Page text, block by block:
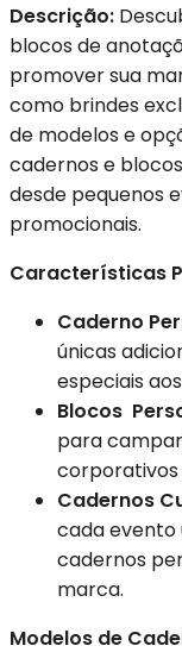
Descrição:
blocos de
promover sua
como brindes
de modelos e
cadernos e
desde pequenos
promocionais.
Características
Caderno
únicas
especiais
Blocos
para
corporativos
Cadernos
cada evento
cadernos
marca.
Modelos de